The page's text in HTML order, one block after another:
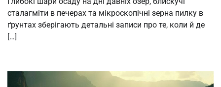
сталагміти в печерах та мікроскопічні зерна пилку в
ґрунтах зберігають детальні записи про те, коли й де
[…]